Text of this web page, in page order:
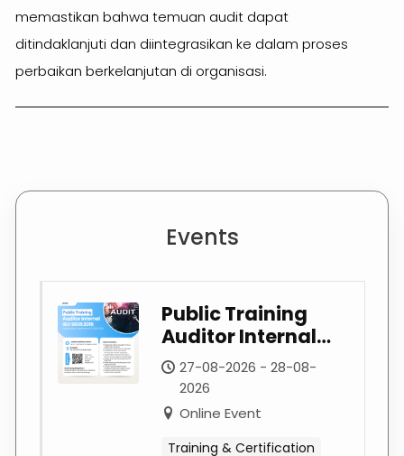
memastikan bahwa temuan audit dapat
ditindaklanjuti dan diintegrasikan ke dalam proses
perbaikan berkelanjutan di organisasi.
Events
Public Training
Auditor Internal
ISO 9001:2015
(Berdasarkan
Pedoman ISO
19011:2026) –
Agustus 2026
27-08-2026 - 28-08-
2026
Online Event
Training & Certification